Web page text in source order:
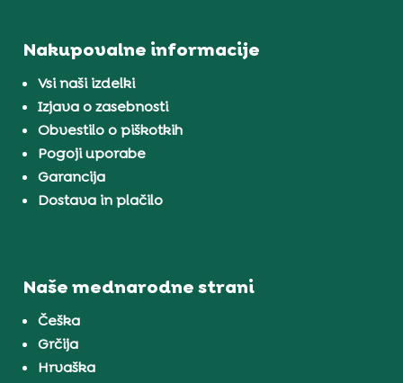
Nakupovalne informacije
Vsi naši izdelki
Izjava o zasebnosti
Obvestilo o piškotkih
Pogoji uporabe
Garancija
Dostava in plačilo
Naše mednarodne strani
Češka
Grčija
Hrvaška